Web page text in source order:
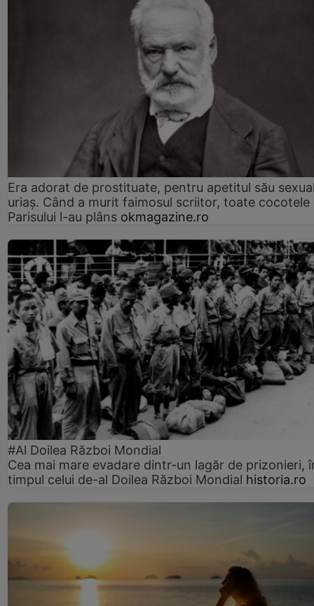
Era adorat de prostituate, pentru apetitul său
uriaș. Când a murit faimosul scriitor, toate cocotele
Parisului l-au plâns okmagazine.ro
#Al Doilea Război Mondial
Cea mai mare evadare dintr-un lagăr de prizonieri,
timpul celui de-al Doilea Război Mondial historia.ro